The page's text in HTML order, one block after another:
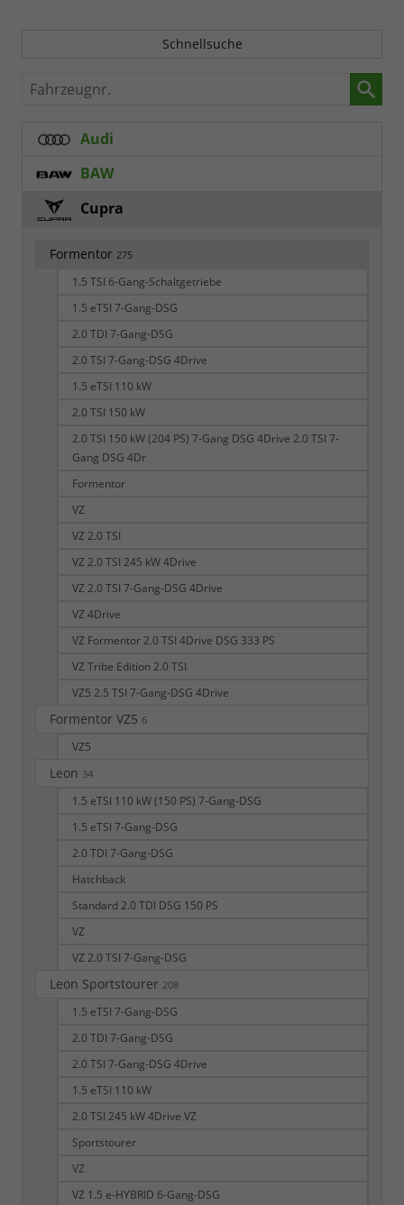
Schnellsuche
Fahrzeugnr.
Audi
BAW
Cupra
Formentor 275
1.5 TSI 6-Gang-Schaltgetriebe
1.5 eTSI 7-Gang-DSG
2.0 TDI 7-Gang-DSG
2.0 TSI 7-Gang-DSG 4Drive
1.5 eTSI 110 kW
2.0 TSI 150 kW
2.0 TSI 150 kW (204 PS) 7-Gang DSG 4Drive 2.0 TSI 7-
Gang DSG 4Dr
Formentor
VZ
VZ 2.0 TSI
VZ 2.0 TSI 245 kW 4Drive
VZ 2.0 TSI 7-Gang-DSG 4Drive
VZ 4Drive
VZ Formentor 2.0 TSI 4Drive DSG 333 PS
VZ Tribe Edition 2.0 TSI
VZ5 2.5 TSI 7-Gang-DSG 4Drive
Formentor VZ5 6
VZ5
Leon 34
1.5 eTSI 110 kW (150 PS) 7-Gang-DSG
1.5 eTSI 7-Gang-DSG
2.0 TDI 7-Gang-DSG
Hatchback
Standard 2.0 TDI DSG 150 PS
VZ
VZ 2.0 TSI 7-Gang-DSG
Leon Sportstourer 208
1.5 eTSI 7-Gang-DSG
2.0 TDI 7-Gang-DSG
2.0 TSI 7-Gang-DSG 4Drive
1.5 eTSI 110 kW
2.0 TSI 245 kW 4Drive VZ
Sportstourer
VZ
VZ 1.5 e-HYBRID 6-Gang-DSG